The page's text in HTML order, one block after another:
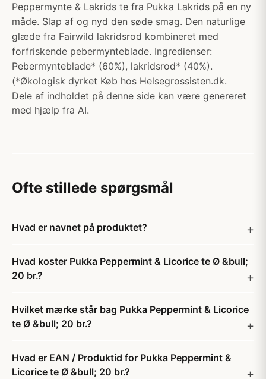
Peppermynte & Lakrids te fra Pukka Lakrids på en ny
måde. Slap af og nyd den søde smag. Den naturlige
glæde fra Fairwild lakridsrod kombineret med
forfriskende pebermynteblade. Ingredienser:
Pebermynteblade* (60%), lakridsrod* (40%).
(*Økologisk dyrket Køb hos Helsegrossisten.dk.
Dele af indholdet på denne side kan være genereret
med hjælp fra AI.
Ofte stillede spørgsmål
Hvad er navnet på produktet?
Hvad koster Pukka Peppermint & Licorice te Ø &bull;
20 br.?
Hvilket mærke står bag Pukka Peppermint & Licorice
te Ø &bull; 20 br.?
Hvad er EAN / Produktid for Pukka Peppermint &
Licorice te Ø &bull; 20 br.?